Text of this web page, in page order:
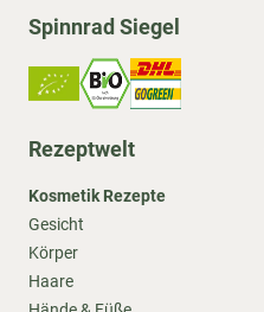
Spinnrad Siegel
Rezeptwelt
Kosmetik Rezepte
Gesicht
Körper
Haare